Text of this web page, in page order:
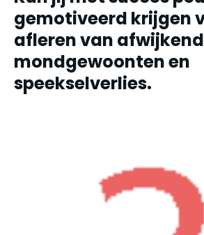
gemotiveerd krijgen
afleren van
mondgewoonten en
speekselverlies.